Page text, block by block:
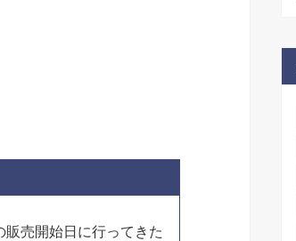
売開始日に行ってきた